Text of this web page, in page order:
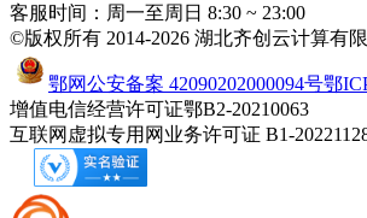
客服时间：周一至周日 8:30 ~ 23:00
©版权所有 2014-2026 湖北齐创云计算有
鄂网公安备案 42090202000094号鄂
增值电信经营许可证鄂B2-20210063
互联网虚拟专用网业务许可证 B1-